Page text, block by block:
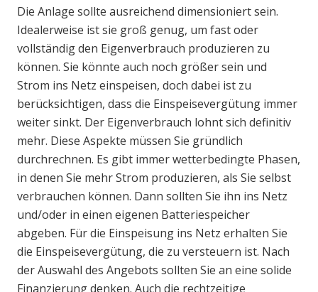
Die Anlage sollte ausreichend dimensioniert sein.
Idealerweise ist sie groß genug, um fast oder
vollständig den Eigenverbrauch produzieren zu
können. Sie könnte auch noch größer sein und
Strom ins Netz einspeisen, doch dabei ist zu
berücksichtigen, dass die Einspeisevergütung immer
weiter sinkt. Der Eigenverbrauch lohnt sich definitiv
mehr. Diese Aspekte müssen Sie gründlich
durchrechnen. Es gibt immer wetterbedingte Phasen,
in denen Sie mehr Strom produzieren, als Sie selbst
verbrauchen können. Dann sollten Sie ihn ins Netz
und/oder in einen eigenen Batteriespeicher
abgeben. Für die Einspeisung ins Netz erhalten Sie
die Einspeisevergütung, die zu versteuern ist. Nach
der Auswahl des Angebots sollten Sie an eine solide
Finanzierung denken. Auch die rechtzeitige